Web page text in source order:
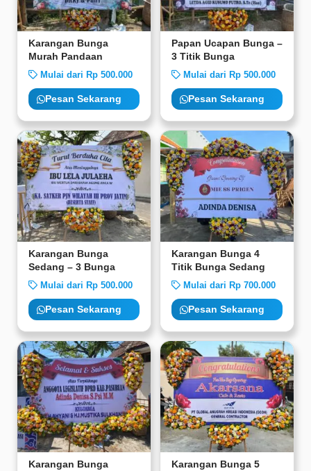
Karangan Bunga
Murah Pandaan
Mulai dari Rp 500.000
Pesan Sekarang
Papan Ucapan Bunga –
3 Titik Bunga
Mulai dari Rp 500.000
Pesan Sekarang
Karangan Bunga
Sedang – 3 Bunga
Mulai dari Rp 500.000
Pesan Sekarang
Karangan Bunga 4
Titik Bunga Sedang
Mulai dari Rp 700.000
Pesan Sekarang
Karangan Bunga
Karangan Bunga 5